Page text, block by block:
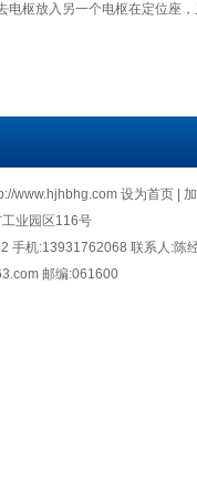
枢放入另一个电枢在定位座
www.hjhbhg.com 设为首页
业园区116号
手机:13931762068 联系人:陈
邮编:061600